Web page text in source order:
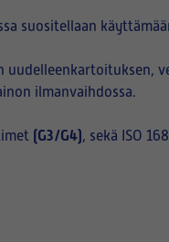
suositellaan
ilmanvaihdossa.
(G3/G4), sekä ISO